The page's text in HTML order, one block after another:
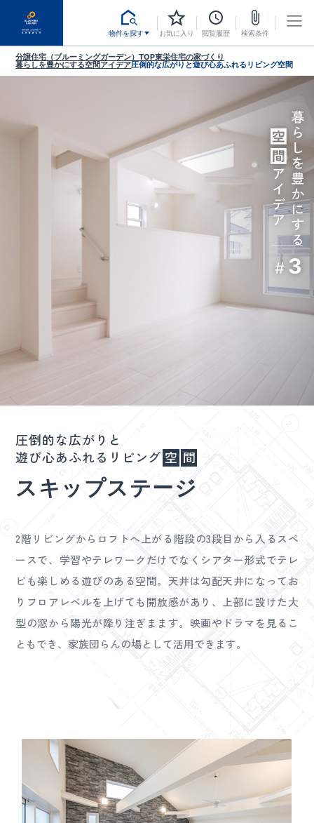
物件を探す お気に入り 閲覧履歴 検索条件
分譲住宅（ブルーミングガーデン）TOP東栄住宅の家づくり
暮らしを豊かにする空間アイデア圧倒的な広がりと遊び心あふれるリビング空間
圧倒的な広がりと
遊び心あふれるリビング 空 間
スキップステージ
2階リビングからロフトへ上がる階段の3段目から入るスペ
ースで、学習やテレワークだけでなくシアター形式でテレ
ビも楽しめる遊びのある空間。天井は勾配天井になってお
りフロアレベルを上げても開放感があり、上部に設けた大
型の窓から陽光が降り注ぎまます。映画やドラマを見るこ
ともでき、家族団らんの場として活用できます。
# 3